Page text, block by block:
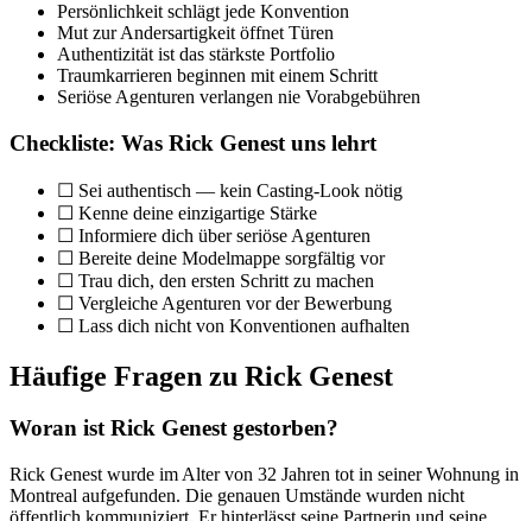
Persönlichkeit schlägt jede Konvention
Mut zur Andersartigkeit öffnet Türen
Authentizität ist das stärkste Portfolio
Traumkarrieren beginnen mit einem Schritt
Seriöse Agenturen verlangen nie Vorabgebühren
Checkliste: Was Rick Genest uns lehrt
☐ Sei authentisch — kein Casting-Look nötig
☐ Kenne deine einzigartige Stärke
☐ Informiere dich über seriöse Agenturen
☐ Bereite deine Modelmappe sorgfältig vor
☐ Trau dich, den ersten Schritt zu machen
☐ Vergleiche Agenturen vor der Bewerbung
☐ Lass dich nicht von Konventionen aufhalten
Häufige Fragen zu Rick Genest
Woran ist Rick Genest gestorben?
Rick Genest wurde im Alter von 32 Jahren tot in seiner Wohnung in
Montreal aufgefunden. Die genauen Umstände wurden nicht